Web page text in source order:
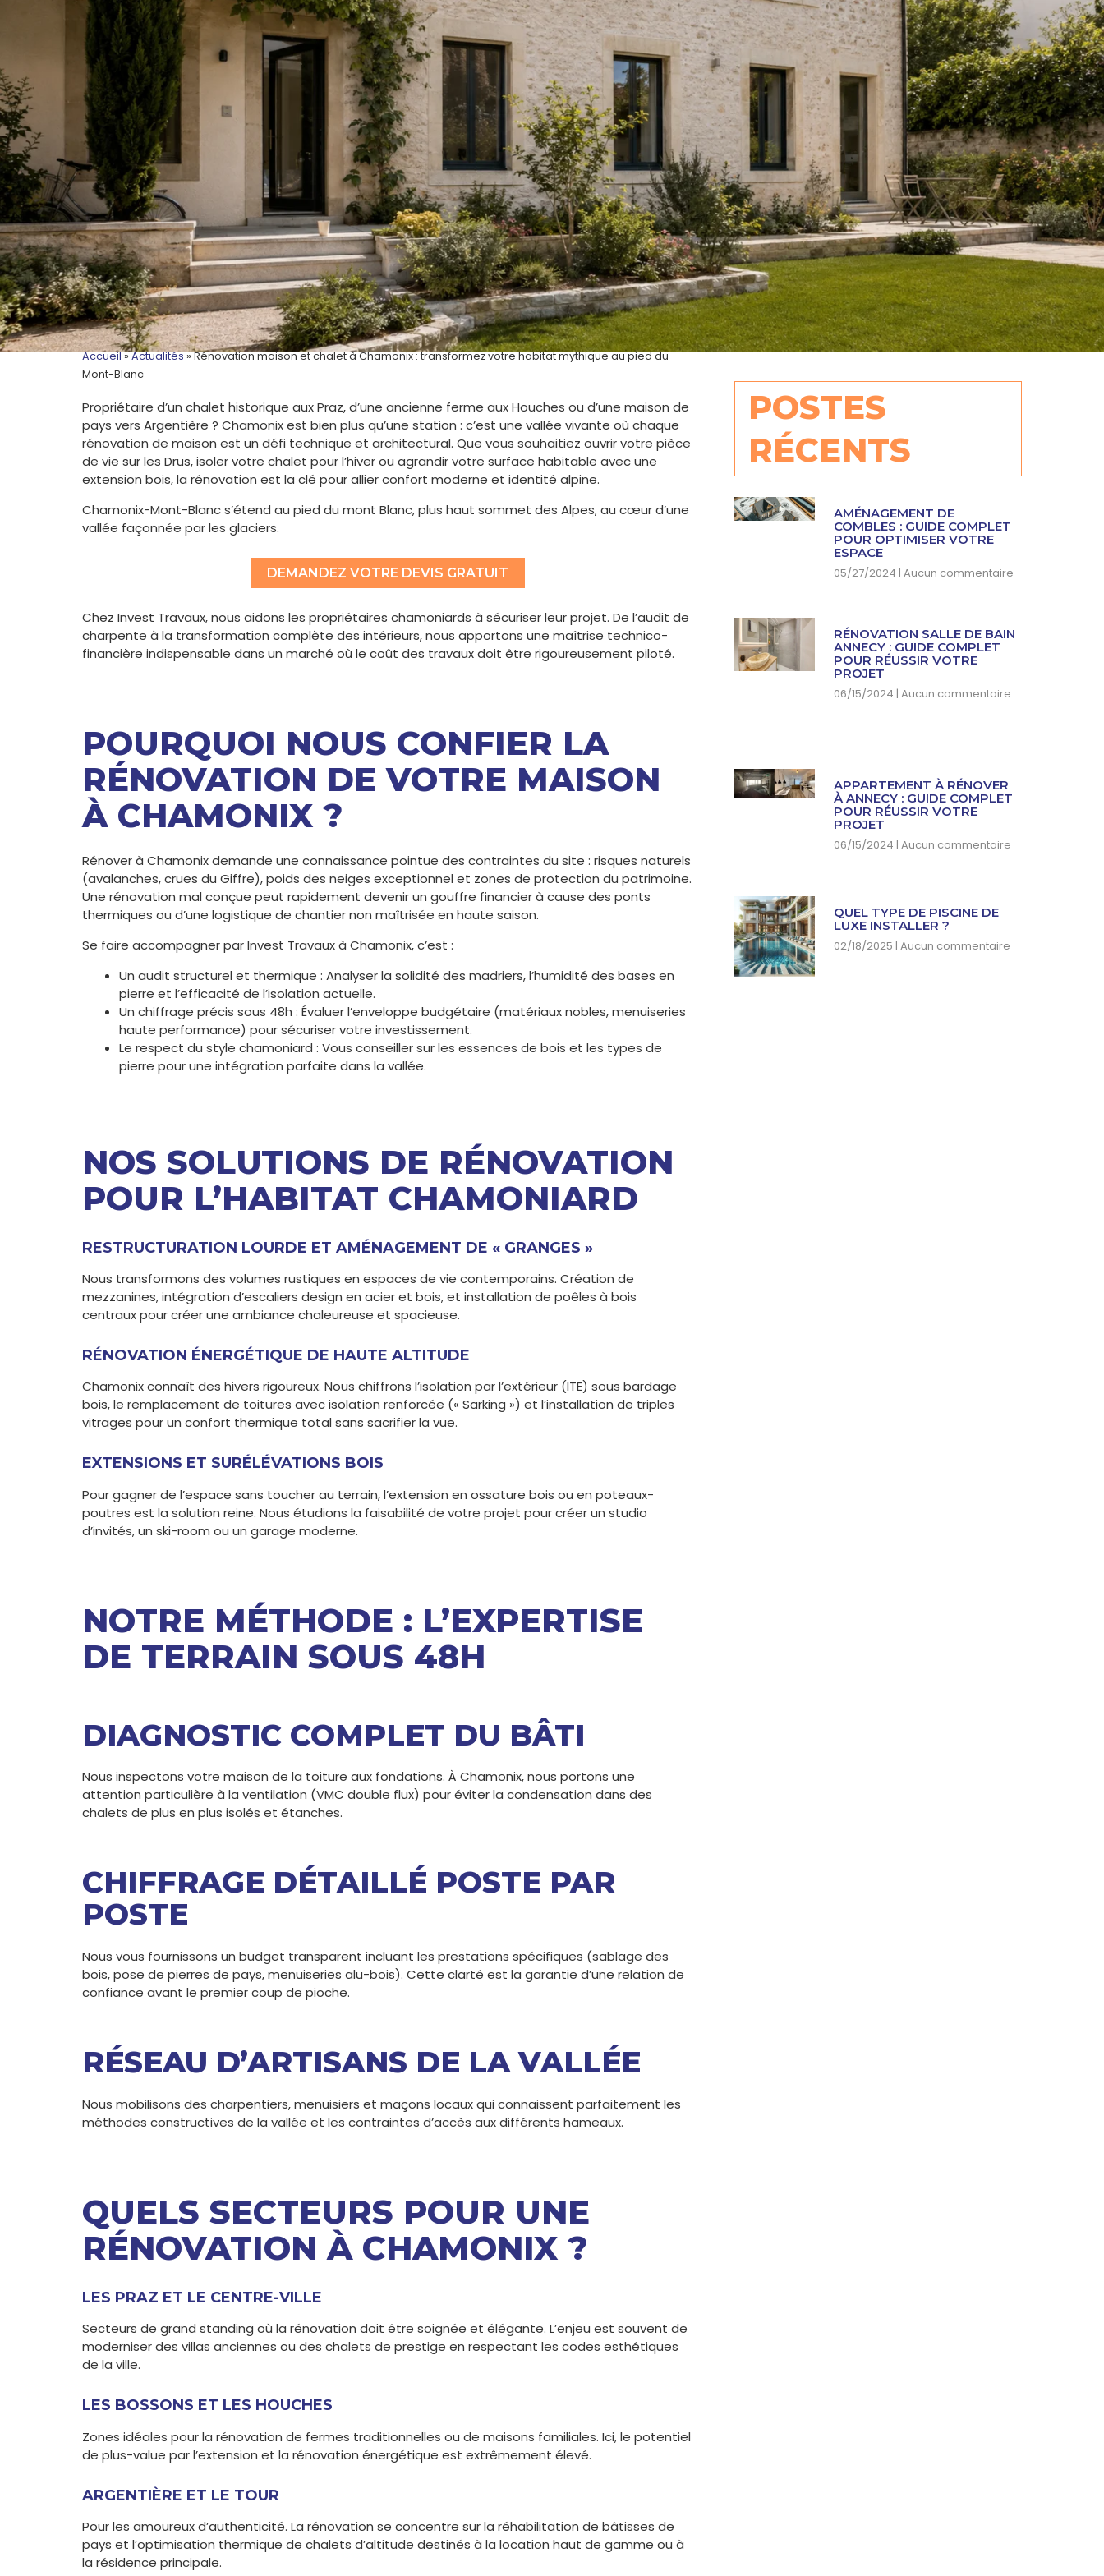
Accueil»Actualités»Rénovation maison et chalet à Chamonix : transformez votre habitat mythique au pied du
Mont-Blanc
Propriétaire d’un chalet historique aux Praz, d’une ancienne ferme aux Houches ou d’une maison de
pays vers Argentière ? Chamonix est bien plus qu’une station : c’est une vallée vivante où chaque
rénovation de maison est un défi technique et architectural. Que vous souhaitiez ouvrir votre pièce
de vie sur les Drus, isoler votre chalet pour l’hiver ou agrandir votre surface habitable avec une
extension bois, la rénovation est la clé pour allier confort moderne et identité alpine.
Chamonix-Mont-Blanc s’étend au pied du mont Blanc, plus haut sommet des Alpes, au cœur d’une
vallée façonnée par les glaciers.
DEMANDEZ VOTRE DEVIS GRATUIT
Chez Invest Travaux, nous aidons les propriétaires chamoniards à sécuriser leur projet. De l’audit de
charpente à la transformation complète des intérieurs, nous apportons une maîtrise technico-
financière indispensable dans un marché où le coût des travaux doit être rigoureusement piloté.
POURQUOI NOUS CONFIER LA
RÉNOVATION DE VOTRE MAISON
À CHAMONIX ?
Rénover à Chamonix demande une connaissance pointue des contraintes du site : risques naturels
(avalanches, crues du Giffre), poids des neiges exceptionnel et zones de protection du patrimoine.
Une rénovation mal conçue peut rapidement devenir un gouffre financier à cause des ponts
thermiques ou d’une logistique de chantier non maîtrisée en haute saison.
Se faire accompagner par Invest Travaux à Chamonix, c’est :
Un audit structurel et thermique : Analyser la solidité des madriers, l’humidité des bases en
pierre et l’efficacité de l’isolation actuelle.
Un chiffrage précis sous 48h : Évaluer l’enveloppe budgétaire (matériaux nobles, menuiseries
haute performance) pour sécuriser votre investissement.
Le respect du style chamoniard : Vous conseiller sur les essences de bois et les types de
pierre pour une intégration parfaite dans la vallée.
NOS SOLUTIONS DE RÉNOVATION
POUR L’HABITAT CHAMONIARD
RESTRUCTURATION LOURDE ET AMÉNAGEMENT DE « GRANGES »
Nous transformons des volumes rustiques en espaces de vie contemporains. Création de
mezzanines, intégration d’escaliers design en acier et bois, et installation de poêles à bois
centraux pour créer une ambiance chaleureuse et spacieuse.
RÉNOVATION ÉNERGÉTIQUE DE HAUTE ALTITUDE
Chamonix connaît des hivers rigoureux. Nous chiffrons l’isolation par l’extérieur (ITE) sous bardage
bois, le remplacement de toitures avec isolation renforcée (« Sarking ») et l’installation de triples
vitrages pour un confort thermique total sans sacrifier la vue.
EXTENSIONS ET SURÉLÉVATIONS BOIS
Pour gagner de l’espace sans toucher au terrain, l’extension en ossature bois ou en poteaux-
poutres est la solution reine. Nous étudions la faisabilité de votre projet pour créer un studio
d’invités, un ski-room ou un garage moderne.
NOTRE MÉTHODE : L’EXPERTISE
DE TERRAIN SOUS 48H
DIAGNOSTIC COMPLET DU BÂTI
Nous inspectons votre maison de la toiture aux fondations. À Chamonix, nous portons une
attention particulière à la ventilation (VMC double flux) pour éviter la condensation dans des
chalets de plus en plus isolés et étanches.
CHIFFRAGE DÉTAILLÉ POSTE PAR
POSTE
Nous vous fournissons un budget transparent incluant les prestations spécifiques (sablage des
bois, pose de pierres de pays, menuiseries alu-bois). Cette clarté est la garantie d’une relation de
confiance avant le premier coup de pioche.
RÉSEAU D’ARTISANS DE LA VALLÉE
Nous mobilisons des charpentiers, menuisiers et maçons locaux qui connaissent parfaitement les
méthodes constructives de la vallée et les contraintes d’accès aux différents hameaux.
QUELS SECTEURS POUR UNE
RÉNOVATION À CHAMONIX ?
LES PRAZ ET LE CENTRE-VILLE
Secteurs de grand standing où la rénovation doit être soignée et élégante. L’enjeu est souvent de
moderniser des villas anciennes ou des chalets de prestige en respectant les codes esthétiques
de la ville.
LES BOSSONS ET LES HOUCHES
Zones idéales pour la rénovation de fermes traditionnelles ou de maisons familiales. Ici, le potentiel
de plus-value par l’extension et la rénovation énergétique est extrêmement élevé.
ARGENTIÈRE ET LE TOUR
Pour les amoureux d’authenticité. La rénovation se concentre sur la réhabilitation de bâtisses de
pays et l’optimisation thermique de chalets d’altitude destinés à la location haut de gamme ou à
la résidence principale.
POSTES
RÉCENTS
AMÉNAGEMENT DE
COMBLES : GUIDE COMPLET
POUR OPTIMISER VOTRE
ESPACE
05/27/2024 Aucun commentaire
RÉNOVATION SALLE DE BAIN
ANNECY : GUIDE COMPLET
POUR RÉUSSIR VOTRE
PROJET
06/15/2024 Aucun commentaire
APPARTEMENT À RÉNOVER
À ANNECY : GUIDE COMPLET
POUR RÉUSSIR VOTRE
PROJET
06/15/2024 Aucun commentaire
QUEL TYPE DE PISCINE DE
LUXE INSTALLER ?
02/18/2025 Aucun commentaire